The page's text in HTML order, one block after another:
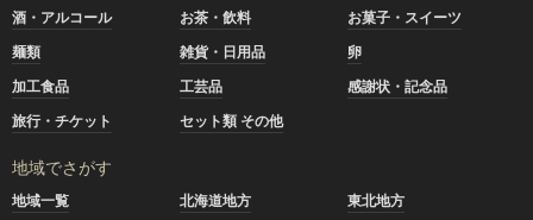
酒・アルコール
お茶・飲料
お菓子・スイーツ
麺類
雑貨・日用品
卵
加工食品
工芸品
感謝状・記念品
旅行・チケット
セット類 その他
地域でさがす
地域一覧 北海道地方
東北地方